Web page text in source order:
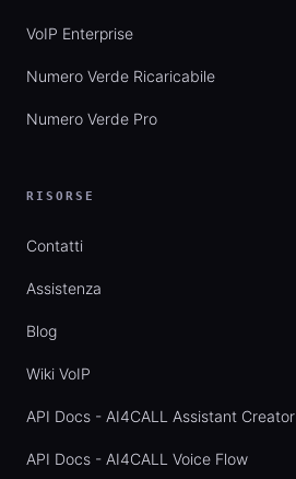
VoIP Enterprise
Numero Verde Ricaricabile
Numero Verde Pro
RISORSE
Contatti
Assistenza
Blog
Wiki VoIP
API Docs - AI4CALL Assistant Creator
API Docs - AI4CALL Voice Flow